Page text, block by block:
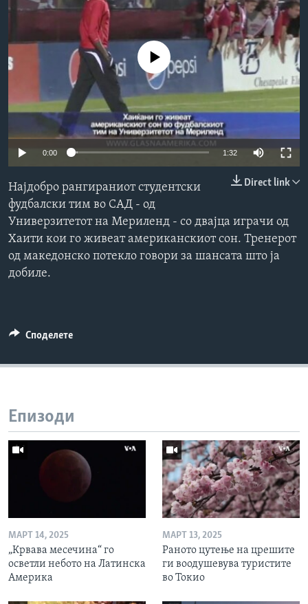
ИНТЕРВЈУА
Јазици
No media source currently available
0:00 1:32
Direct link
Најдобро рангираниот студентски
фудбалски тим во САД - од
Универзитетот на Мериленд - со двајца играчи од
Хаити кои го живеат американскиот сон. Тренерот
од македонско потекло говори за шансата што ја
добиле.
Споделете
Епизоди
МАРТ 14, 2025
„Крвава месечина“ го
осветли небото на Латинска
Америка
МАРТ 13, 2025
Раното цутење на црешите
ги воодушевува туристите
во Токио